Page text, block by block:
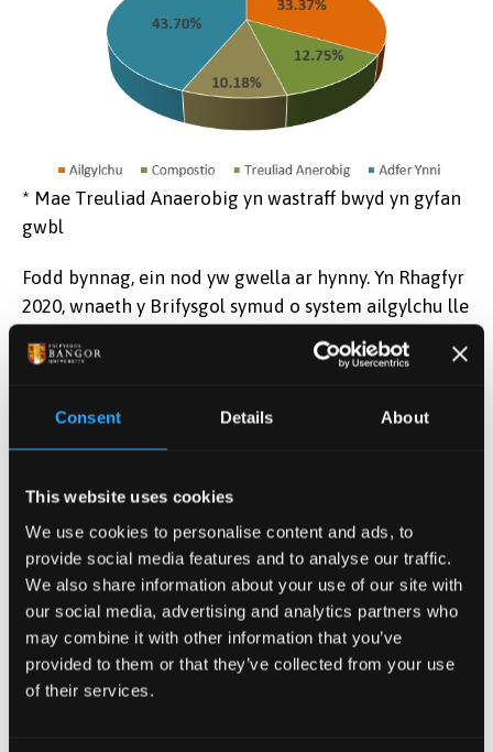
Consent Details About
This website uses cookies
We use cookies to personalise content and ads, to
provide social media features and to analyse our traffic.
We also share information about your use of our site with
our social media, advertising and analytics partners who
may combine it with other information that you’ve
provided to them or that they’ve collected from your use
of their services.
* Mae Treuliad Anaerobig yn wastraff bwyd yn gyfan
gwbl
Fodd bynnag, ein nod yw gwella ar hynny. Yn Rhagfyr
2020, wnaeth y Brifysgol symud o system ailgylchu lle
mae popeth yn gymysg i system ailgylchu lle mae
defnyddiau yn cael eu gwahanu’n rhannol. Y rheswm
bod yr ailgylchu a gasglwyd yn lanach ac o ansawdd
uwch. Wnaeth ein hardaloedd swyddfa, labordy ac
Preswyl yn dilyn fuan wedyn a Wrecsam yn 2021.
Amcanion a Thargedau
Y nod yw dargyfeirio 100% o'n gwastraff o safle
tirlenwi ac ailddefnyddio/ailgylchu 70% o'n gwastraff
erbyn mis Gorffennaf 2026, fel y nodir yn strategaeth